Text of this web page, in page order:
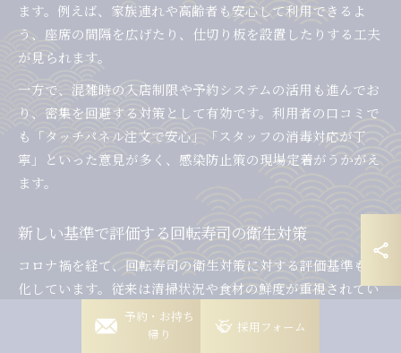
ます。例えば、家族連れや高齢者も安心して利用できるよ
う、座席の間隔を広げたり、仕切り板を設置したりする工夫
が見られます。
一方で、混雑時の入店制限や予約システムの活用も進んでお
り、密集を回避する対策として有効です。利用者の口コミで
も「タッチパネル注文で安心」「スタッフの消毒対応が丁
寧」といった意見が多く、感染防止策の現場定着がうかがえ
ます。
新しい基準で評価する回転寿司の衛生対策
コロナ禍を経て、回転寿司の衛生対策に対する評価基準も変
化しています。従来は清掃状況や食材の鮮度が重視されてい
ましたが、現在は「非接触対応」「換気状況」「消毒の徹底
度」といった新たな基準が加わりました。
予約・お持ち
帰り
岡崎稲熊店
採用フォーム